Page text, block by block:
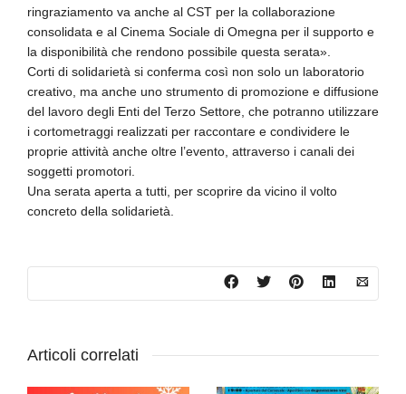
ringraziamento va anche al CST per la collaborazione
consolidata e al Cinema Sociale di Omegna per il supporto e
la disponibilità che rendono possibile questa serata».
Corti di solidarietà si conferma così non solo un laboratorio
creativo, ma anche uno strumento di promozione e diffusione
del lavoro degli Enti del Terzo Settore, che potranno utilizzare
i cortometraggi realizzati per raccontare e condividere le
proprie attività anche oltre l’evento, attraverso i canali dei
soggetti promotori.
Una serata aperta a tutti, per scoprire da vicino il volto
concreto della solidarietà.
Articoli correlati